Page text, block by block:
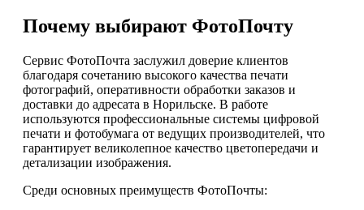
Почему выбирают ФотоПочту
Сервис ФотоПочта заслужил доверие клиентов
благодаря сочетанию высокого качества печати
фотографий, оперативности обработки заказов и
доставки до адресата в Норильске. В работе
используются профессиональные системы цифровой
печати и фотобумага от ведущих производителей, что
гарантирует великолепное качество цветопередачи и
детализации изображения.
Среди основных преимуществ ФотоПочты: